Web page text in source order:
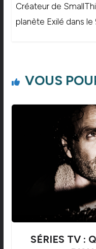
Créateur de
planète Exilé dans le
VOUS
SÉRIES TV :